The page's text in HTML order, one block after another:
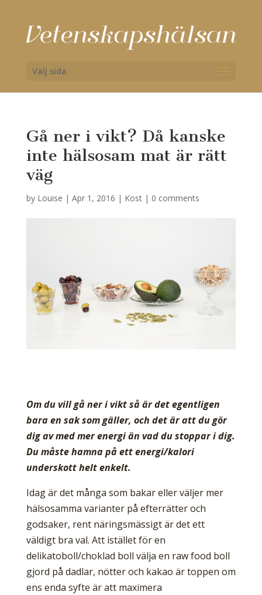
Välj sida
Gå ner i vikt? Då kanske
inte hälsosam mat är rätt
väg
by Louise | Apr 1, 2016 | Kost| 0 comments
Om du vill gå ner i vikt så är det egentligen
bara en sak som gäller, och det är att du gör
dig av med mer energi än vad du stoppar i dig.
Du måste hamna på ett energi/kalori
underskott helt enkelt.
Idag är det många som bakar eller väljer mer
hälsosamma varianter på efterrätter och
godsaker, rent näringsmässigt är det ett
väldigt bra val. Att istället för en
delikatoboll/choklad boll välja en raw food boll
gjord på dadlar, nötter och kakao är toppen om
ens enda syfte är att maximera